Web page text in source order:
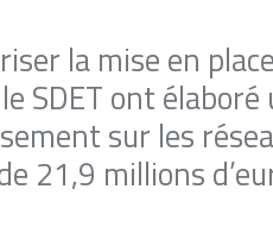
la mise en
SDET ont
sur les
21,9 millions